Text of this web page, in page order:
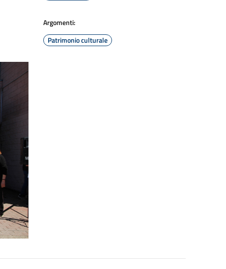
Argomenti:
Patrimonio culturale